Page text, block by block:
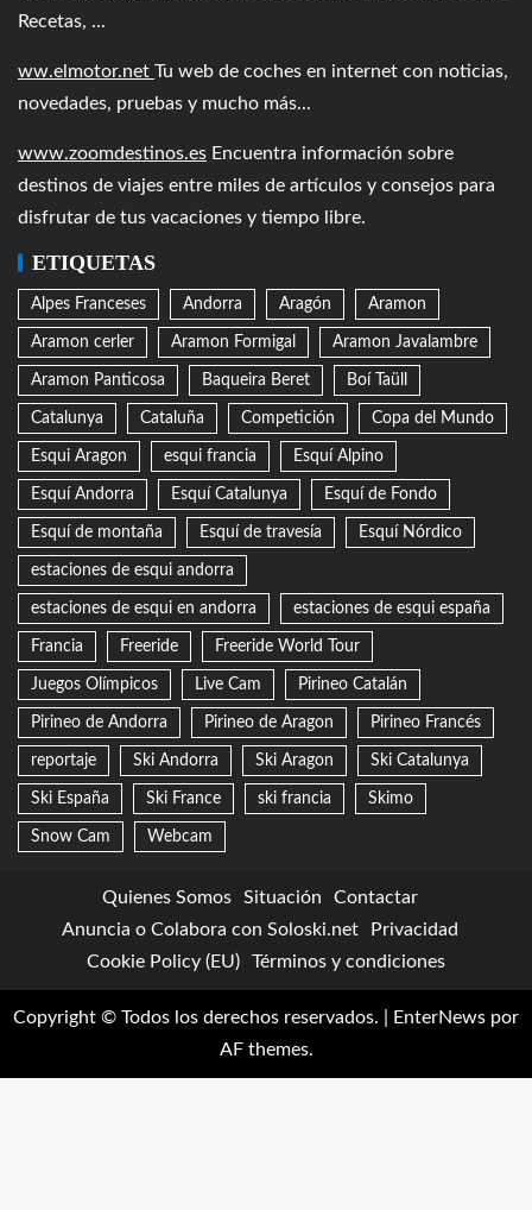
Recetas, ...
ww.elmotor.net Tu web de coches en internet con noticias,
novedades, pruebas y mucho más...
www.zoomdestinos.es Encuentra información sobre
destinos de viajes entre miles de artículos y consejos para
disfrutar de tus vacaciones y tiempo libre.
ETIQUETAS
Alpes Franceses Andorra Aragón Aramon
Aramon cerler Aramon Formigal Aramon Javalambre
Aramon Panticosa Baqueira Beret Boí Taüll
Catalunya Cataluña Competición Copa del Mundo
Esqui Aragon esqui francia Esquí Alpino
Esquí Andorra Esquí Catalunya Esquí de Fondo
Esquí de montaña Esquí de travesía Esquí Nórdico
estaciones de esqui andorra
estaciones de esqui en andorra estaciones de esqui españa
Francia Freeride Freeride World Tour
Juegos Olímpicos Live Cam Pirineo Catalán
Pirineo de Andorra Pirineo de Aragon Pirineo Francés
reportaje Ski Andorra Ski Aragon Ski Catalunya
Ski España Ski France ski francia Skimo
Snow Cam Webcam
Quienes Somos Situación
Contactar
Anuncia o Colabora con Soloski.net
Privacidad
Cookie Policy (EU)
Términos y condiciones
Copyright © Todos los derechos reservados. EnterNews por
AF themes.